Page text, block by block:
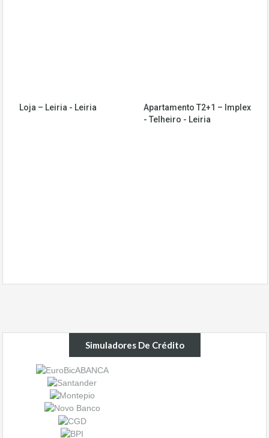
Loja – Leiria - Leiria
Apartamento T2+1 – Implex
- Telheiro - Leiria
Simuladores De Crédito